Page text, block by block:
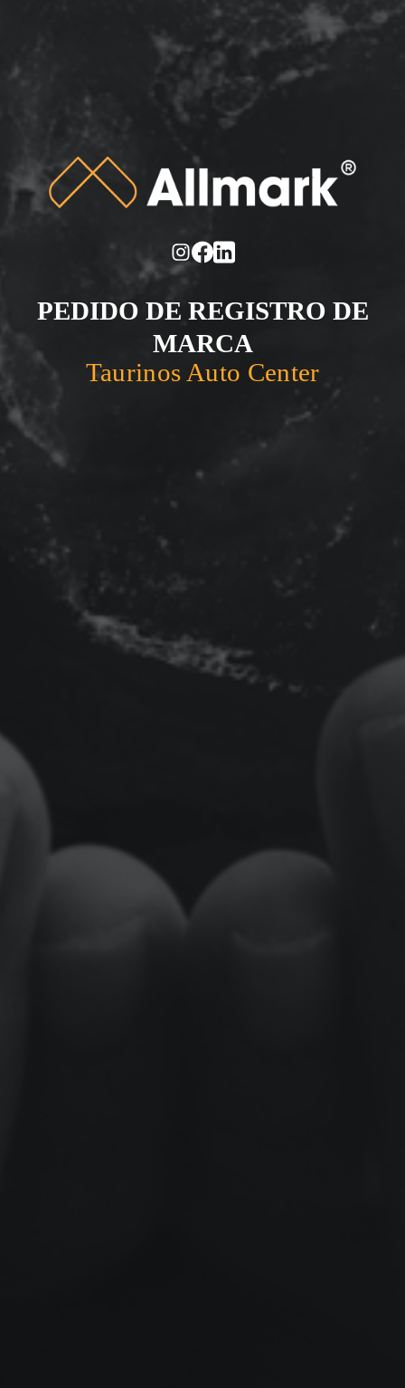
PEDIDO DE REGISTRO DE
MARCA
Taurinos Auto Center